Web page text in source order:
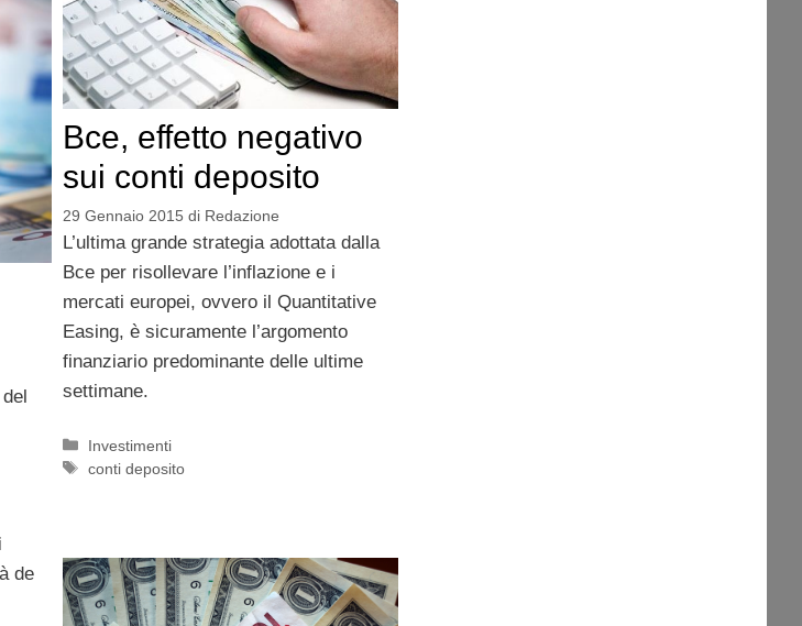
de
Bce, effetto negativo
sui conti deposito
29 Gennaio 2015 di Redazione
L’ultima grande strategia adottata dalla
Bce per risollevare l’inflazione e i
mercati europei, ovvero il Quantitative
Easing, è sicuramente l’argomento
finanziario predominante delle ultime
settimane.
Categorie
Investimenti
Tag
conti deposito